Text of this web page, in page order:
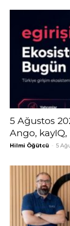
5 Ağustos
Ango,
Hilmi Öğütcü - 5